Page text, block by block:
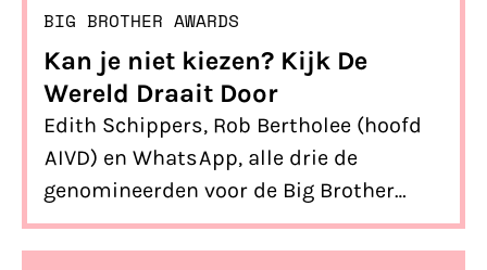
BIG BROTHER AWARDS
Kan je niet kiezen? Kijk De
Wereld Draait Door
Edith Schippers, Rob Bertholee (hoofd
AIVD) en WhatsApp, alle drie de
genomineerden voor de Big Brother
Awards zijn besproken bij De Wereld
Draait Door. Nog niet kunnen kiezen wie